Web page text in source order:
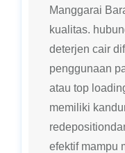
Manggarai
kualitas.
deterjen cair
penggunaan
atau top
memiliki
efektif mampu